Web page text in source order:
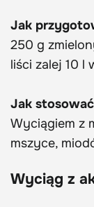
Jak
250 g
liści zalej 10 l
Jak
Wyciągiem z
mszyce,
Wyciąg z